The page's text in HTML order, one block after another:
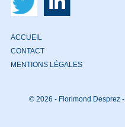
ACCUEIL
CONTACT
MENTIONS LÉGALES
© 2026 - Florimond Desprez -